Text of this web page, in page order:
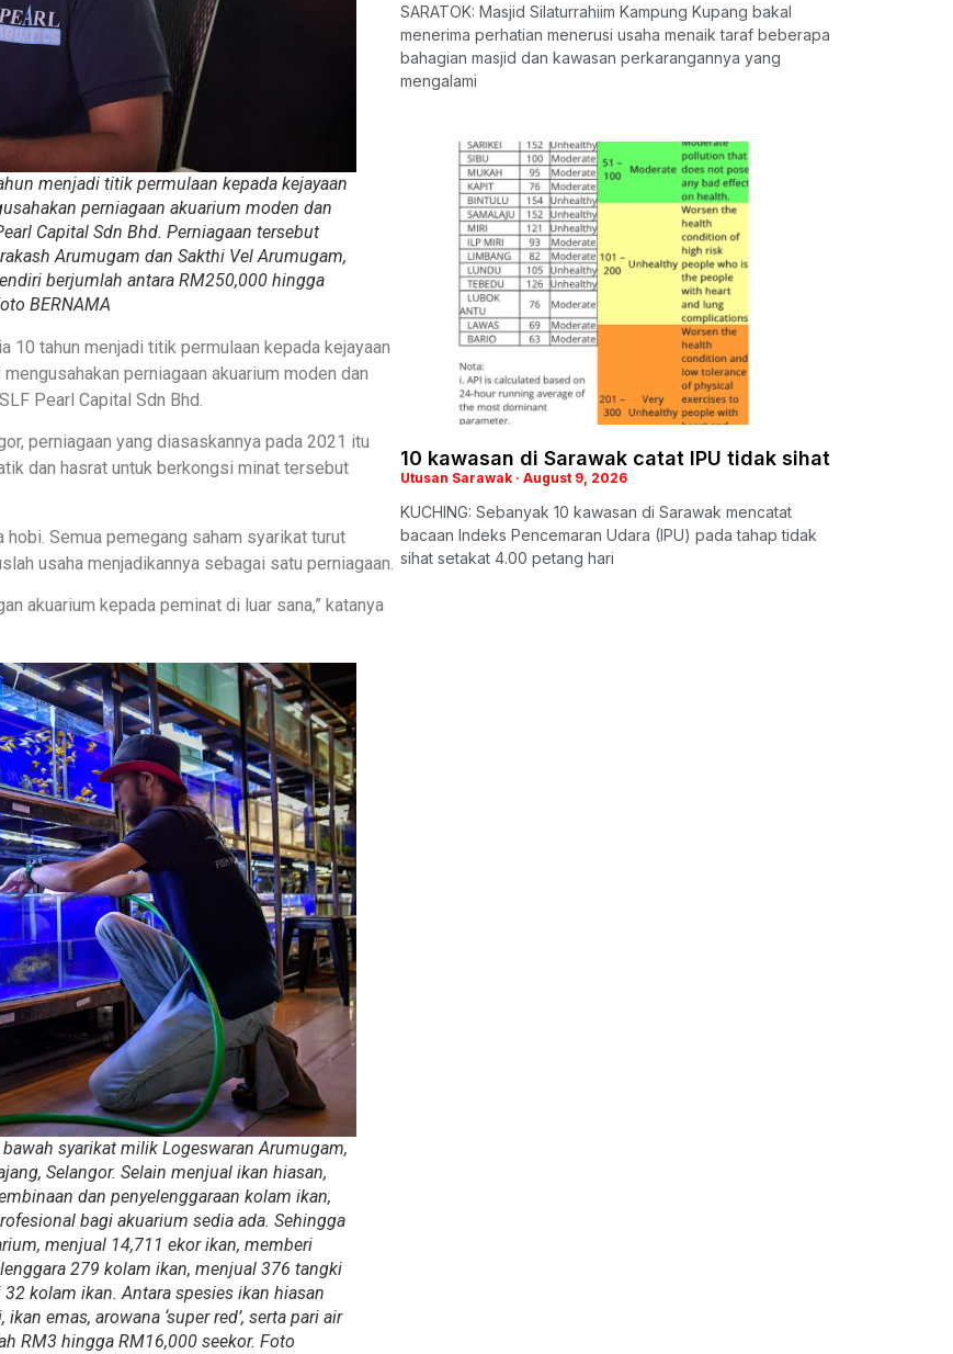
menjadi titik permulaan kepada kejayaan
perniagaan akuarium moden dan
Capital Sdn Bhd. Perniagaan tersebut
Arumugam dan Sakthi Vel Arumugam,
berjumlah antara RM250,000 hingga
BERNAMA
10 tahun menjadi titik permulaan kepada kejayaan
perniagaan akuarium moden dan
Pearl Capital Sdn Bhd.
perniagaan yang diasaskannya pada 2021 itu
dan hasrat untuk berkongsi minat tersebut
Semua pemegang saham syarikat turut
usaha menjadikannya sebagai satu perniagaan.
akuarium kepada peminat di luar sana,” katanya
syarikat milik Logeswaran Arumugam,
Selangor. Selain menjual ikan hiasan,
dan penyelenggaraan kolam ikan,
bagi akuarium sedia ada. Sehingga
menjual 14,711 ekor ikan, memberi
279 kolam ikan, menjual 376 tangki
kolam ikan. Antara spesies ikan hiasan
emas, arowana ‘super red’, serta pari air
RM3 hingga RM16,000 seekor. Foto
SARATOK: Masjid Silaturrahiim Kampung Kupang bakal
menerima perhatian menerusi usaha menaik taraf beberapa
bahagian masjid dan kawasan perkarangannya yang
mengalami
10 kawasan di Sarawak catat IPU tidak sihat
Utusan Sarawak August 9, 2026
KUCHING: Sebanyak 10 kawasan di Sarawak mencatat
bacaan Indeks Pencemaran Udara (IPU) pada tahap tidak
sihat setakat 4.00 petang hari